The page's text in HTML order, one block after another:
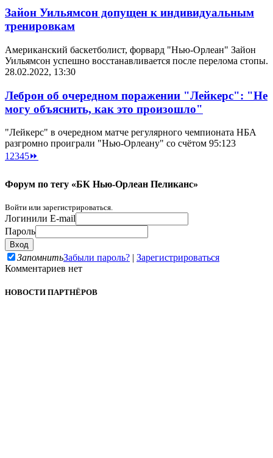
Зайон Уильямсон допущен к индивидуальным
тренировкам
Американский баскетболист, форвард "Нью-Орлеан" Зайон
Уильямсон успешно восстанавливается после перелома стопы.
28.02.2022, 13:30
Леброн об очередном поражении "Лейкерс": "Не
могу объяснить, как это произошло"
"Лейкерс" в очередном матче регулярного чемпионата НБА
разгромно проиграли "Нью-Орлеану" со счётом 95:123
1 2345⏩
Форум по тегу «БК Нью-Орлеан Пеликанс»
Войти или зарегистрироваться.
Логинили E-mail
Пароль
ЗапомнитьЗабыли пароль? | Зарегистрироваться
Комментариев нет
НОВОСТИ ПАРТНЁРОВ